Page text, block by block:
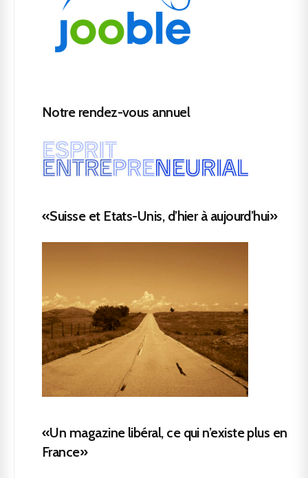
Notre rendez-vous annuel
«Suisse et Etats-Unis, d’hier à aujourd’hui»
«Un magazine libéral, ce qui n’existe plus en
France»